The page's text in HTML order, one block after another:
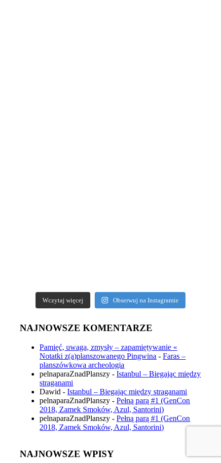
Wczytaj więcej Obserwuj na Instagramie
NAJNOWSZE KOMENTARZE
Pamięć, uwaga, zmysły – zapamiętywanie «
Notatki z(a)planszowanego Pingwina -Faras –
planszówkowa archeologia
pelnaparaZnadPlanszy -Istanbul – Biegając między
straganami
Dawid -Istanbul – Biegając między straganami
pelnaparaZnadPlanszy -Pełną parą #1 (GenCon
2018, Zamek Smoków, Azul, Santorini)
pelnaparaZnadPlanszy -Pełną parą #1 (GenCon
2018, Zamek Smoków, Azul, Santorini)
NAJNOWSZE WPISY